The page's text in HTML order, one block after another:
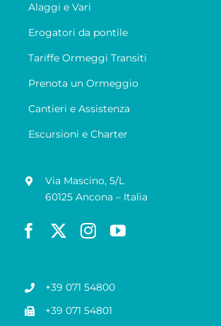
Alaggi e Vari
Erogatori da pontile
Tariffe Ormeggi Transiti
Prenota un Ormeggio
Cantieri e Assistenza
Escursioni e Charter
Via Mascino, 5/L
60125 Ancona – Italia
+39 071 54800
+39 071 54801